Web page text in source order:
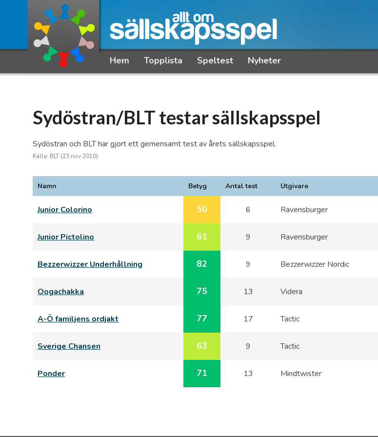
Hem Topplista Speltest Nyheter
Sydöstran/BLT testar sällskapsspel
Sydöstran och BLT har gjort ett gemensamt test av årets sällskapsspel.
Källa: BLT (23 nov 2010)
Namn Betyg Antal test Utgivare
Junior Colorino 50 6 Ravensburger
Junior Pictolino 61 9 Ravensburger
Bezzerwizzer Underhållning 82 9 Bezzerwizzer Nordic
Oogachakka 75 13 Videra
A-Ö familjens ordjakt 77 17 Tactic
Sverige Chansen 63 9 Tactic
Ponder 71 13 Mindtwister